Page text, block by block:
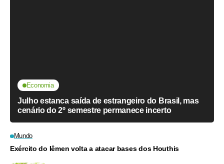
Economia
Julho estanca saída de estrangeiro do Brasil, mas
cenário do 2º semestre permanece incerto
Mundo
Exército do Iêmen volta a atacar bases dos Houthis